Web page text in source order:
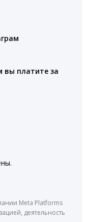
вы платите за
Meta Platforms
деятельность